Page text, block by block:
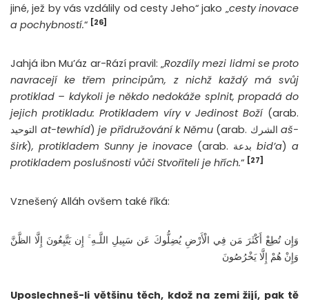
jiné, jež by vás vzdálily od cesty Jeho“ jako „cesty inovace
a pochybností.“ [26]
Jahjá ibn Mu’áz ar-Rází pravil: „Rozdíly mezi lidmi se proto
navracejí ke třem principům, z nichž každý má svůj
protiklad – kdykoli je někdo nedokáže splnit, propadá do
jejich protikladu: Protikladem víry v Jedinost Boží(arab.
at-tewhíd) je přidružování k Němu
aš-
širk), protikladem Sunny je inovace bid’a) a
protikladem poslušnosti vůči Stvořiteli je hřích.“ [27]
Vznešený Alláh ovšem také říká:
وَإِن تُطِعْ أَكْثَرَ مَن فِي الْأَرْضِ يُضِلُّوكَ عَن سَبِيلِ اللَّـهِ ۚ إِن يَتَّبِعُونَ إِلَّا الظَّنَّ
وَإِنْ هُمْ إِلَّا يَخْرُصُونَ
Uposlechneš-li většinu těch, kdož na zemi žijí, pak tě